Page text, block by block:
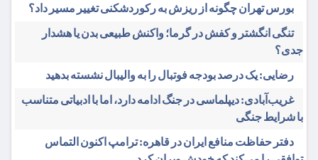
بورس تهران چگونه از ریزش به رکوردشکنی تغییر مسیر داد؟
تنگی انگشتر و کفش در گرما؛ واکنش طبیعی بدن یا هشدار
جدی؟
رضایی: یک درصد بودجه فوتبال را به والیبال نشسته بدهید
غریب‌آبادی: دیپلماسی در جنگ ادامه دارد، اما با ادبیاتی متناسب
با شرایط جنگی
دفتر حفاظت منافع ایران در قاهره: ترامپ اکنون التماس